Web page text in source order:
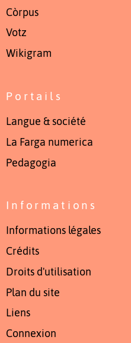
Còrpus
Votz
Wikigram
Portails
Langue & société
La Farga numerica
Pedagogia
Informations
Informations légales
Crédits
Droits d'utilisation
Plan du site
Liens
Connexion